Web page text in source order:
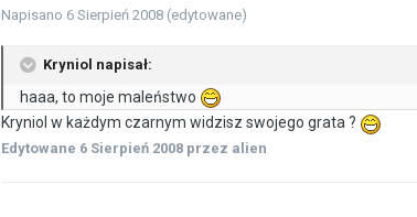
Napisano 6 Sierpień 2008 (edytowane)
Kryniol napisał:
haaa, to moje maleństwo
Kryniol w każdym czarnym widzisz swojego grata ?
Edytowane 6 Sierpień 2008 przez alien